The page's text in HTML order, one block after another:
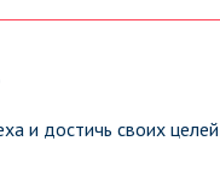
и достичь своих целей